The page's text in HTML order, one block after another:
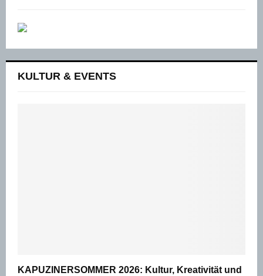
KULTUR & EVENTS
KAPUZINERSOMMER 2026: Kultur, Kreativität und